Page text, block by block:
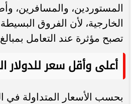
المستوردين، والمسافرين،
الخارجية، لأن الفروق
تصبح مؤثرة عند التعامل
أعلى وأقل سعر للدولار
بحسب الأسعار المتداولة في